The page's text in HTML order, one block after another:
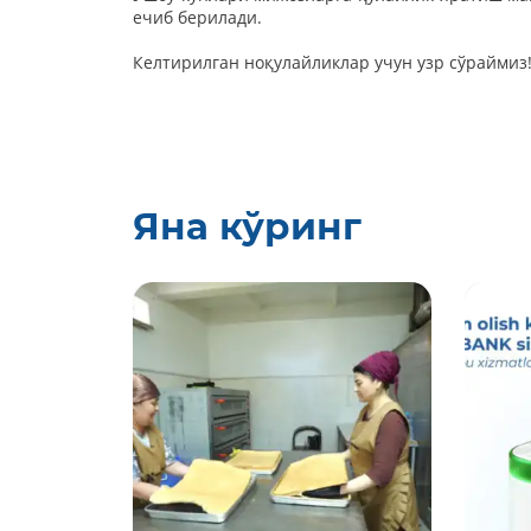
ечиб берилади.
Келтирилган ноқулайликлар учун узр сўраймиз!
Яна кўринг